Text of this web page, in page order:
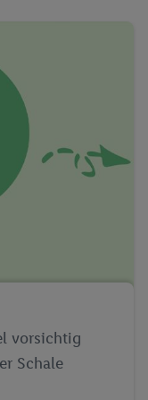
vorsichtig
Schale